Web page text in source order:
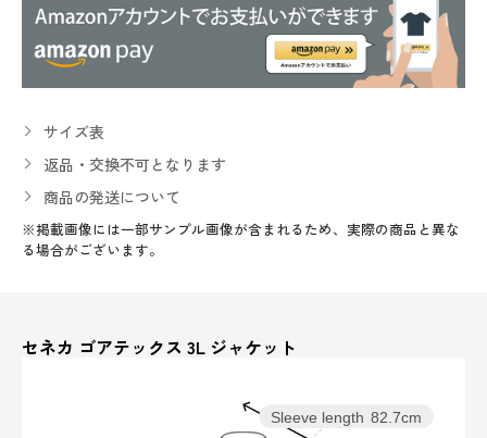
サイズ表
返品・交換不可となります
商品の発送について
※掲載画像には一部サンプル画像が含まれるため、実際の商品と異な
る場合がございます。
セネカ ゴアテックス 3L ジャケット
Sleeve length 82.7cm